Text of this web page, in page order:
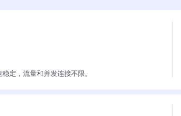
定，流量和并发连接不限。